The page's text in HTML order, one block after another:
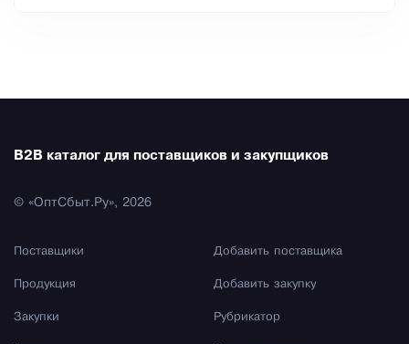
B2B каталог для поставщиков и закупщиков
© «ОптСбыт.Ру», 2026
Поставщики
Продукция
Закупки
Добавить поставщика
Добавить закупку
Рубрикатор